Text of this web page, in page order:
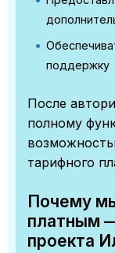
поддержку
После
полному
тарифного
Почему
платным
проекта